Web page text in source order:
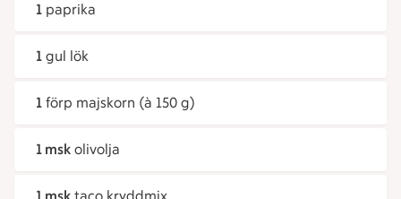
1 paprika
1 gul lök
1 förp majskorn (à 150 g)
1 msk olivolja